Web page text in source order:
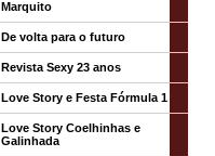
Marquito
De volta para o futuro
Revista Sexy 23 anos
Love Story e Festa Fórmula 1
Love Story Coelhinhas e
Galinhada